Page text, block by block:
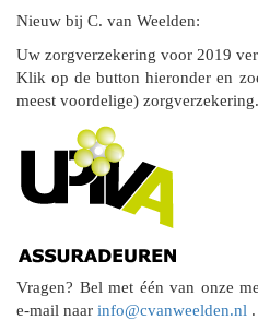
Nieuw bij C. van Weelden:
Uw zorgverzekering voor 2019
Klik op de button hieronder en
meest voordelige) zorgverzekering.
Vragen? Bel met één van onze
e-mail naar info@cvanweelden.nl .